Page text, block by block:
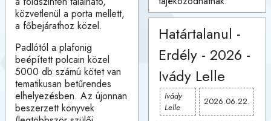
közvetlenül a porta mellett,
a főbejárathoz közel.
Padlótól a plafonig
beépített polcain közel
5000 db számú kötet van
tematikusan betűrendes
elhelyezésben. Az újonnan
beszerzett könyvek
Határtalanul -
Erdély - 2026 -
Ivády Lelle
Ivády
Lelle
2026.06.22.